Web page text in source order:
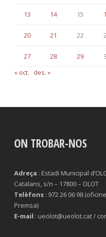
13 14 15
20 21 22
27 28 29
« oct.
des. »
ON TROBAR-NOS
Adreça : Estadi Municipal
Catalans, s/n – 17800 – OLOT
Telèfons : 972 26 06 98
Premsa)
E-mail : ueolot@ueolot.cat /